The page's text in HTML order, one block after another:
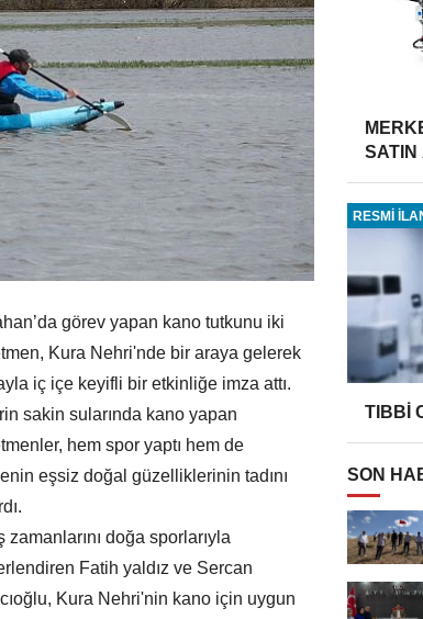
görev yapan kano tutkunu iki
Kura Nehri'nde bir araya gelerek
iç içe keyifli bir etkinliğe imza attı.
sakin sularında kano yapan
hem spor yaptı hem de
eşsiz doğal güzelliklerinin tadını
zamanlarını doğa sporlarıyla
Fatih yaldız ve Sercan
Kura Nehri'nin kano için uygun
RESMİ
TIBBİ
SON